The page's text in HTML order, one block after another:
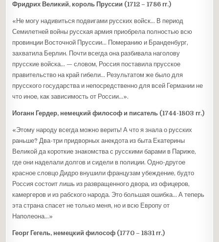
Фридрих Великий, король Пруссии (1712 – 1786 гг.)
«Не могу надивиться подвигами русских войск… В период
Семилетней войны русская армия приобрела полностью всю
провинции Восточной Пруссии… Померанию и Бранденбург,
захватила Берлин. Почти всегда она разбивала наголову
прусские войска… — словом, Россия поставила прусское
правительство на край гибели… Результатом же было для
прусского государства и непосредственно для всей Германии не
что иное, как зависимость от России…».
Иоганн Гердер, немецкий философ и писатель (1744-1803 гг.)
«Этому народу всегда можно верить! А что я знала о русских
раньше? Два-три придворных анекдота из быта Екатерины
Великой да короткие знакомства с русскими барами в Париже,
где они наделали долгов и сидели в полиции. Одно-другое
красное словцо Дидро внушили французам убеждение, будто
Россия состоит лишь из развращенного двора, из офицеров,
камергеров и из рабского народа. Это большая ошибка… А теперь
эта страна спасет не только меня, но и всю Европу от
Наполеона…»
Георг Гегель, немецкий философ (1770 – 1831 гг.)